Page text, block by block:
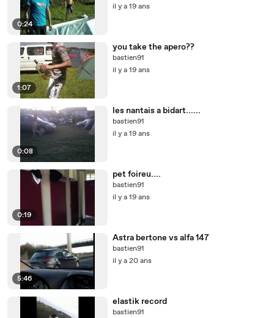
0:24
il y a 19 ans
1:07
you take the apero??
bastien91
il y a 19 ans
0:08
les nantais a bidart......
bastien91
il y a 19 ans
0:19
pet foireu....
bastien91
il y a 19 ans
5:46
Astra bertone vs alfa 147
bastien91
il y a 20 ans
elastik record
bastien91